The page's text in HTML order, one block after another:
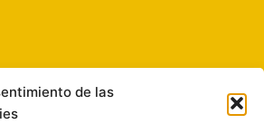
de las